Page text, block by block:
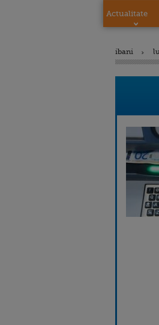
Actualitate
ibani